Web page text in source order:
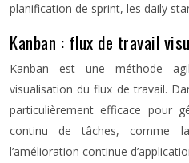
planification de sprint, les daily
Kanban : flux de travail
Kanban est une méthode
visualisation du flux de travail.
particulièrement efficace pour
continu de tâches, comme
l’amélioration continue